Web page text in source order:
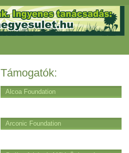
Támogatók:
Alcoa Foundation
Arconic Foundation